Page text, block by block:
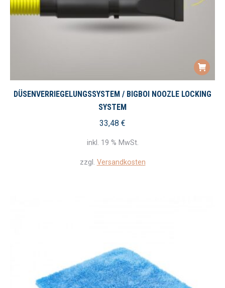
DÜSENVERRIEGELUNGSSYSTEM / BIGBOI NOOZLE LOCKING
SYSTEM
33,48 €
inkl. 19 % MwSt.
zzgl. Versandkosten